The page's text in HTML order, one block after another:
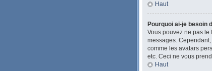
Haut
Pourquoi ai-je besoin
Vous pouvez ne pas le
messages.
comme les avatars
etc. Ceci ne vous
Haut